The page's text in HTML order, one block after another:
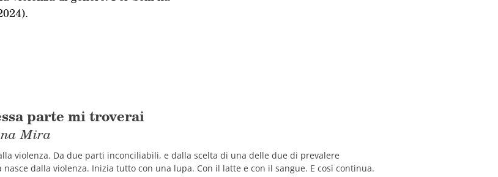
parte mi troverai
Mira
violenza. Da due parti inconciliabili, e dalla scelta di una delle due di prevalere
nasce dalla violenza. Inizia tutto con una lupa. Con il latte e con il sangue. E così continua.